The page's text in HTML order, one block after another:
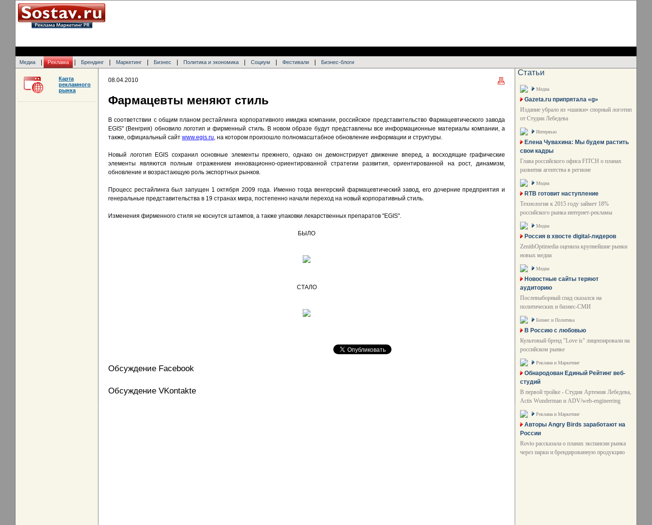
Медиа Реклама Брендинг Маркетинг Бизнес Политика и экономика Социум Фестивали Бизнес-блоги
08.04.2010
Фармацевты меняют стиль
В соответствии с общим планом рестайлинга корпоративного имиджа компании, российское представительство Фармацевтического завода
EGIS" (Венгрия) обновило логотип и фирменный стиль. В новом образе будут представлены все информационные материалы компании, а
также, официальный сайт www.egis.ru, на котором произошло полномасштабное обновление информации и структуры.
Новый логотип EGIS сохранил основные элементы прежнего, однако он демонстрирует движение вперед, а восходящие графические
элементы являются полным отражением инновационно-ориентированной стратегии развития, ориентированной на рост, динамизм,
обновление и возрастающую роль экспортных рынков.
Процесс рестайлинга был запущен 1 октября 2009 года. Именно тогда венгерский фармацевтический завод, его дочерние предприятия и
генеральные представительства в 19 странах мира, постепенно начали переход на новый корпоративный стиль.
Изменения фирменного стиля не коснутся штампов, а также упаковки лекарственных препаратов "EGIS".
БЫЛО
СТАЛО
Обсуждение Facebook
Обсуждение VKontakte
Карта
рекламного
рынка
Статьи
Медиа
Gazeta.ru припрятала «g»
Издание убрало из «шапки» спорный логотип
от Студии Лебедева
Интервью
Елена Чувахина: Мы будем растить
свои кадры
Глава российского офиса FITCH о планах
развития агентства в регионе
Медиа
RTB готовит наступление
Технология к 2015 году займет 18%
российского рынка интернет-рекламы
Медиа
Россия в хвосте digital-лидеров
ZenithOptimedia оценила крупнейшие рынки
новых медиа
Медиа
Новостные сайты теряют
аудиторию
Послевыборный спад сказался на
политических и бизнес-СМИ
Бизнес и Политика
В Россию с любовью
Культовый бренд "Love is" лицензировали на
российском рынке
Реклама и Маркетинг
Обнародован Единый Рейтинг веб-
студий
В первой тройке - Студия Артемия Лебедева,
Actis Wunderman и ADV/web-engineering
Реклама и Маркетинг
Авторы Angry Birds заработают на
России
Rovio рассказала о планах экспансии рынка
через парки и брендированную продукцию